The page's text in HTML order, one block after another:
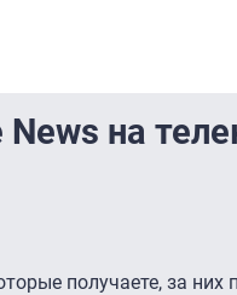
на
получаете, за них